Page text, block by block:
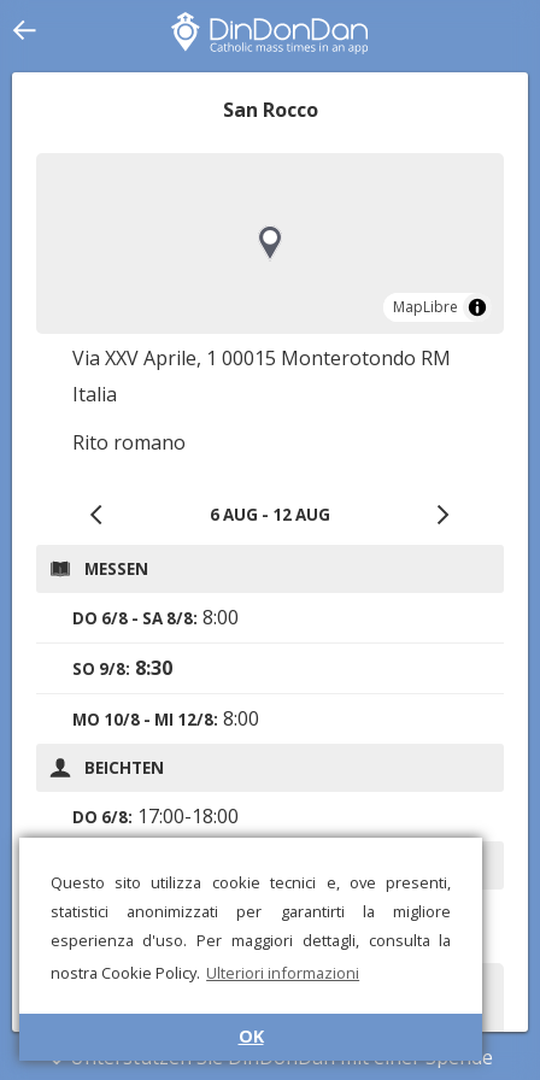
Questo sito utilizza cookie tecnici e, ove presenti,
statistici anonimizzati per garantirti la migliore
esperienza d'uso. Per maggiori dettagli, consulta la
nostra Cookie Policy. Ulteriori informazioni
OK
San Rocco
MapLibre
MapLibre
Via XXV Aprile, 1 00015 Monterotondo RM
Italia
Rito romano
6 AUG - 12 AUG
MESSEN
DO 6/8 - SA 8/8: 8:00
SO 9/8: 8:30
MO 10/8 - MI 12/8: 8:00
BEICHTEN
DO 6/8: 17:00-18:00
DO 6/8:8:30-12:00
Senden Sie uns einen Bericht und wir werden so schnell wie
Unterstützen Sie DinDonDan mit einer Spende